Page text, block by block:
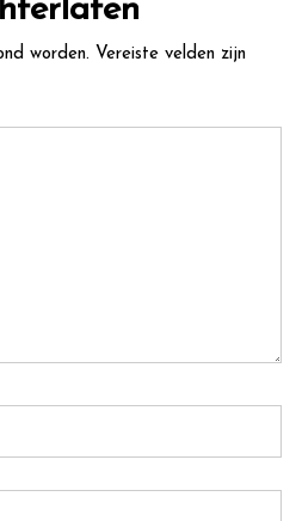
worden. Vereiste velden zijn